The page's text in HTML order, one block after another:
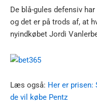
De blå-gules defensiv
og det er på trods af, at
nyindkøbet Jordi
Læs også: Her er prisen:
de vil købe Pentz